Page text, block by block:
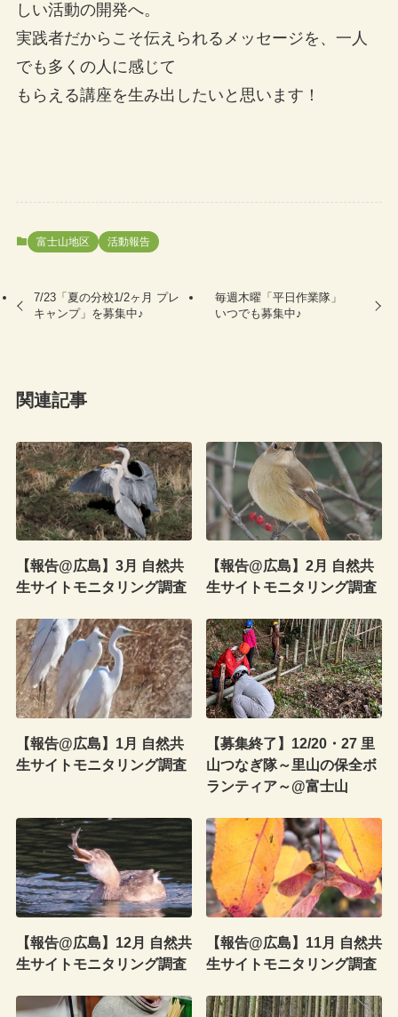
しい活動の開発へ。
実践者だからこそ伝えられるメッセージを、一人
でも多くの人に感じて
もらえる講座を生み出したいと思います！
富士山地区 活動報告
7/23「夏の分校1/2ヶ月 プレ
キャンプ」を募集中♪
毎週木曜「平日作業隊」
いつでも募集中♪
関連記事
【報告@広島】3月 自然共
生サイトモニタリング調査
【報告@広島】2月 自然共
生サイトモニタリング調査
【報告@広島】1月 自然共
生サイトモニタリング調査
【募集終了】12/20・27 里
山つなぎ隊～里山の保全ボ
ランティア～@富士山
【報告@広島】12月 自然共
生サイトモニタリング調査
【報告@広島】11月 自然共
生サイトモニタリング調査